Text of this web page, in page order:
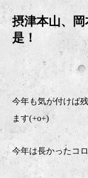
摂津本山、
是！
今年も気が付けば
ます(+o+)
今年は長かったコ